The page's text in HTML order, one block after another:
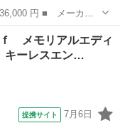
レード名： Ｘｆ
Ｂｌｕｅｔｏｏｔ
メモリアルエディ
ーレスエン…
提携サイト 7月6日